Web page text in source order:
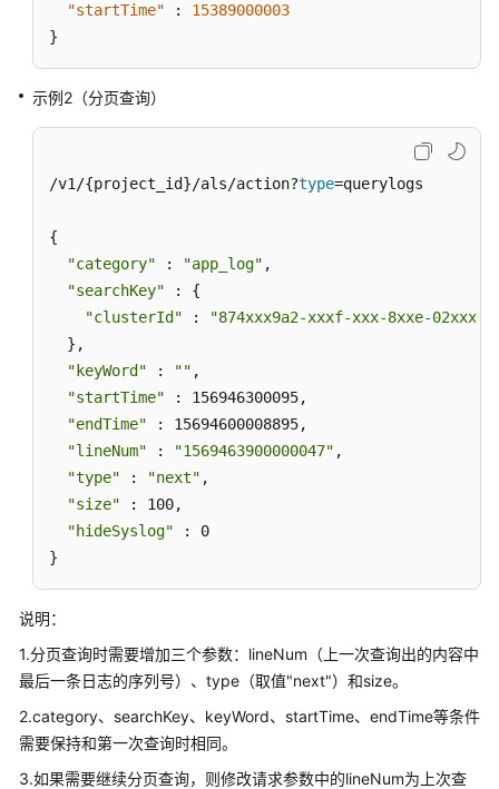
协
白
书
源
"startTime"
:
15389000003
}
示例2（分页查询）
/v1/{project_id}/als/action?type=querylogs
{
"category" : "app_log" ,
"searchKey" : {
"clusterId" :
"874xxx9a2-xxxf-xxx-8xxe-
  },
"keyWord" : "" ,
"startTime" : 156946300095,
"endTime" : 15694600008895,
"lineNum" : "1569463900000047" ,
"type" : "next" ,
"size" : 100,
"hideSyslog" : 0
}
说明：
1.分页查询时需要增加三个参数：lineNum（上一次查询出的内容中
最后一条日志的序列号）、type（取值"next"）和size。
2.category、searchKey、keyWord、startTime、endTime等条件
需要保持和第一次查询时相同。
3.如果需要继续分页查询，则修改请求参数中的lineNum为上次查